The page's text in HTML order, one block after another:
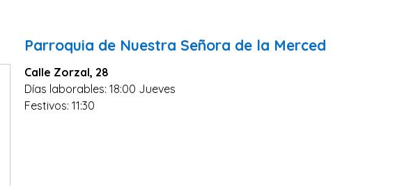
Parroquia de Nuestra Señora de la Merced
Calle Zorzal, 28
Días laborables: 18:00 Jueves
Festivos: 11:30